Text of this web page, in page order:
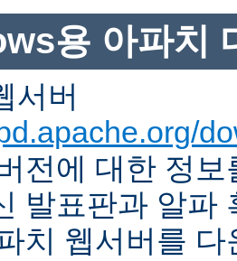
용 아파치
서버
전에 대한 정
발표판과 알파
치 웹서버를